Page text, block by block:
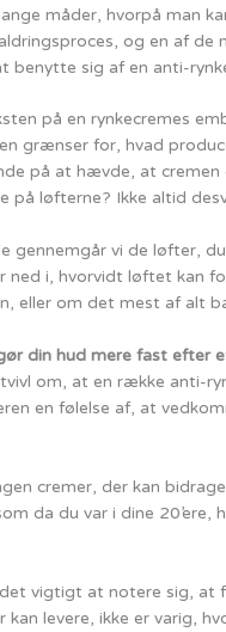
måder, hvorpå man
og en af de
benytte sig af en anti-
på en rynkecremes
grænser for, hvad
på at hævde, at cremen
på løfterne? Ikke altid
gennemgår vi de løfter,
ned i, hvorvidt løftet kan
eller om det mest af alt
din hud mere fast efter
om, at en række anti-
en følelse af, at
cremer, der kan
da du var i dine 20’ere,
vigtigt at notere sig, at
kan levere, ikke er varig,